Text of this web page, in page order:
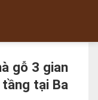
gỗ 3 gian
tại Ba